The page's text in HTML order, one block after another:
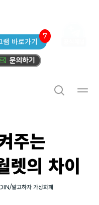
램 바로가기
7
주는
렛의 차이
알고하자 가상화폐